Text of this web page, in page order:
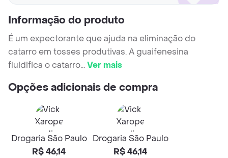
Informação do produto
É um expectorante que ajuda na eliminação do
catarro em tosses produtivas. A guaifenesina
fluidifica o catarro...Ver mais
Opções adicionais de compra
Drogaria São Paulo
R$ 46,14
Drogaria São Paulo
R$ 46,14